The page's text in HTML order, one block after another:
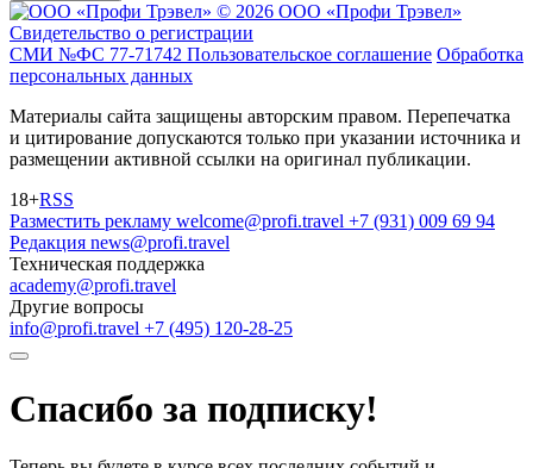
© 2026 ООО «Профи Трэвeл»
Свидетельство о регистрации
СМИ №ФС 77-71742 Пользовательское соглашение Обработка
персональных данных
Материалы сайта защищены авторским правом. Перепечатка
и цитирование допускаются только при указании источника и
размещении активной ссылки на оригинал публикации.
18+RSS
Разместить рекламу welcome@profi.travel +7 (931) 009 69 94
Редакция news@profi.travel
Техническая поддержка
academy@profi.travel
Другие вопросы
info@profi.travel +7 (495) 120-28-25
Спасибо за подписку!